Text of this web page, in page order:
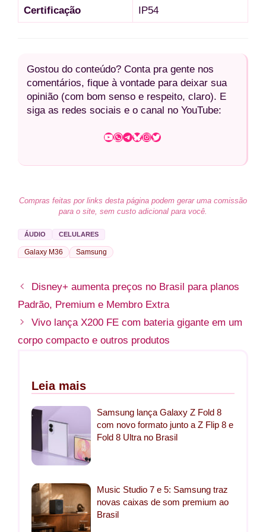
Certificação IP54
Gostou do conteúdo? Conta pra gente nos
comentários, fique à vontade para deixar sua
opinião (com bom senso e respeito, claro). E
siga as redes sociais e o canal no YouTube:
Youtube WhatsApp TelegramBluesky InstagramTwitter
Compras feitas por links desta página podem gerar uma comissão
para o site, sem custo adicional para você.
ÁUDIO CELULARES
Galaxy M36 Samsung
Disney+ aumenta preços no Brasil para planos
Padrão, Premium e Membro Extra
Vivo lança X200 FE com bateria gigante em um
corpo compacto e outros produtos
Leia mais
Samsung lança Galaxy Z Fold 8
com novo formato junto a Z Flip 8 e
Fold 8 Ultra no Brasil
Music Studio 7 e 5: Samsung traz
novas caixas de som premium ao
Brasil